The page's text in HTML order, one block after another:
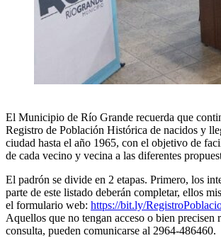
El Municipio de Río Grande recuerda que
Registro de Población Histórica de nacidos y
ciudad hasta el año 1965, con el objetivo de
de cada vecino y vecina a las diferentes
El padrón se divide en 2 etapas. Primero, los
parte de este listado deberán completar, ellos
el formulario web: https://bit.ly/
Aquellos que no tengan acceso o bien precisen
consulta, pueden comunicarse al 2964-486460.